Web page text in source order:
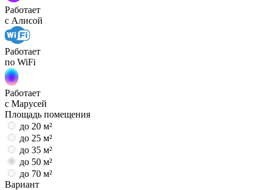
Работает
с Алисой
Работает
по WiFi
Работает
с Марусей
Площадь помещения
до 20 м²
до 25 м²
до 35 м²
до 50 м²
до 70 м²
Вариант